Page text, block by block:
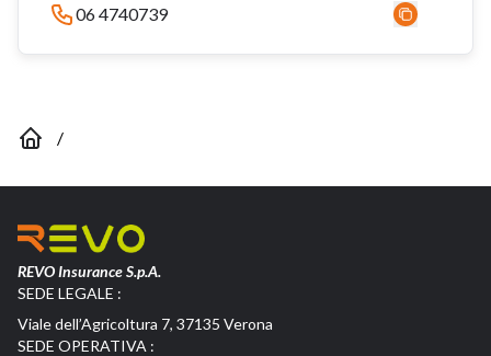
06 4740739
/
REVO Insurance S.p.A.
SEDE LEGALE :
Viale dell’Agricoltura 7, 37135 Verona
SEDE OPERATIVA :